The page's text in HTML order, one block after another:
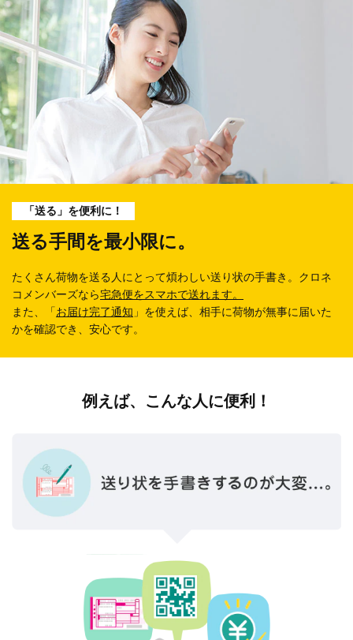
「送る」を便利に！
送る手間を最小限に。
たくさん荷物を送る人にとって煩わしい送り状の手書き。クロネ
コメンバーズなら宅急便をスマホで送れます。
また、「お届け完了通知 」を使えば、相手に荷物が無事に届いた
かを確認でき、安心です。
例えば、こんな人に便利！